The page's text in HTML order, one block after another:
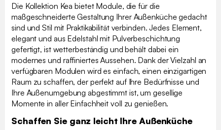
Die Kollektion Kea bietet Module, die für die
maßgeschneiderte Gestaltung Ihrer Außenküche gedacht
sind und Stil mit Praktikabilität verbinden. Jedes Element,
elegant und aus Edelstahl mit Pulverbeschichtung
gefertigt, ist wetterbeständig und behält dabei ein
modernes und raffiniertes Aussehen. Dank der Vielzahl an
verfügbaren Modulen wird es einfach, einen einzigartigen
Raum zu schaffen, der perfekt auf Ihre Bedürfnisse und
Ihre Außenumgebung abgestimmt ist, um gesellige
Momente in aller Einfachheit voll zu genießen.
Schaffen Sie ganz leicht Ihre Außenküche